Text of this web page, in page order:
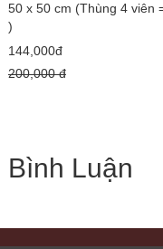
50 x 50 cm (Thùng 4 viên
)
144,000đ
200,000 đ
Bình Luận